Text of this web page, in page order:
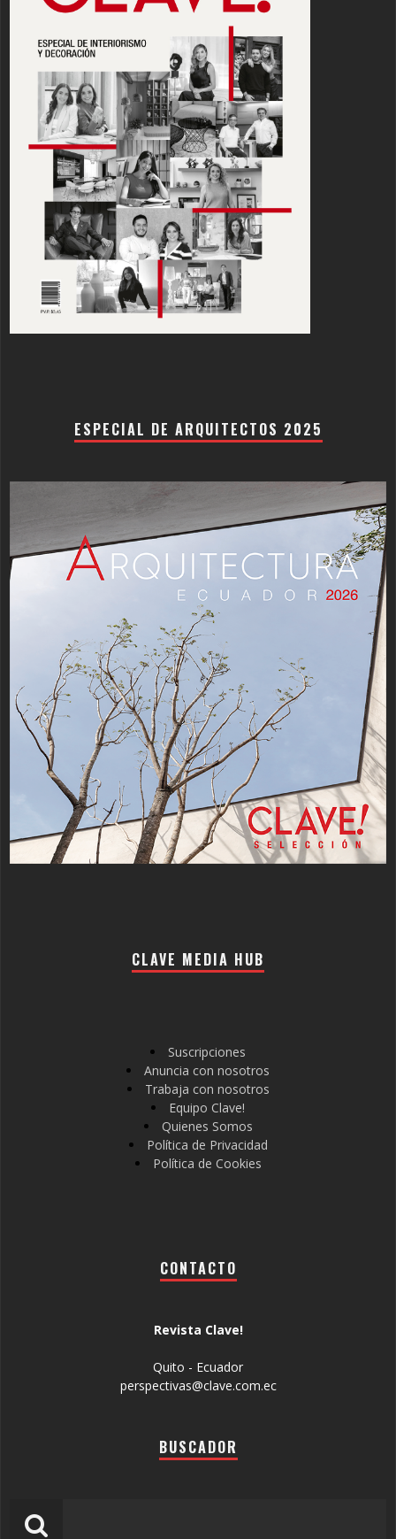
ESPECIAL DE ARQUITECTOS 2025
CLAVE MEDIA HUB
Suscripciones
Anuncia con nosotros
Trabaja con nosotros
Equipo Clave!
Quienes Somos
Política de Privacidad
Política de Cookies
CONTACTO
Revista Clave!
Quito - Ecuador
perspectivas@clave.com.ec
BUSCADOR